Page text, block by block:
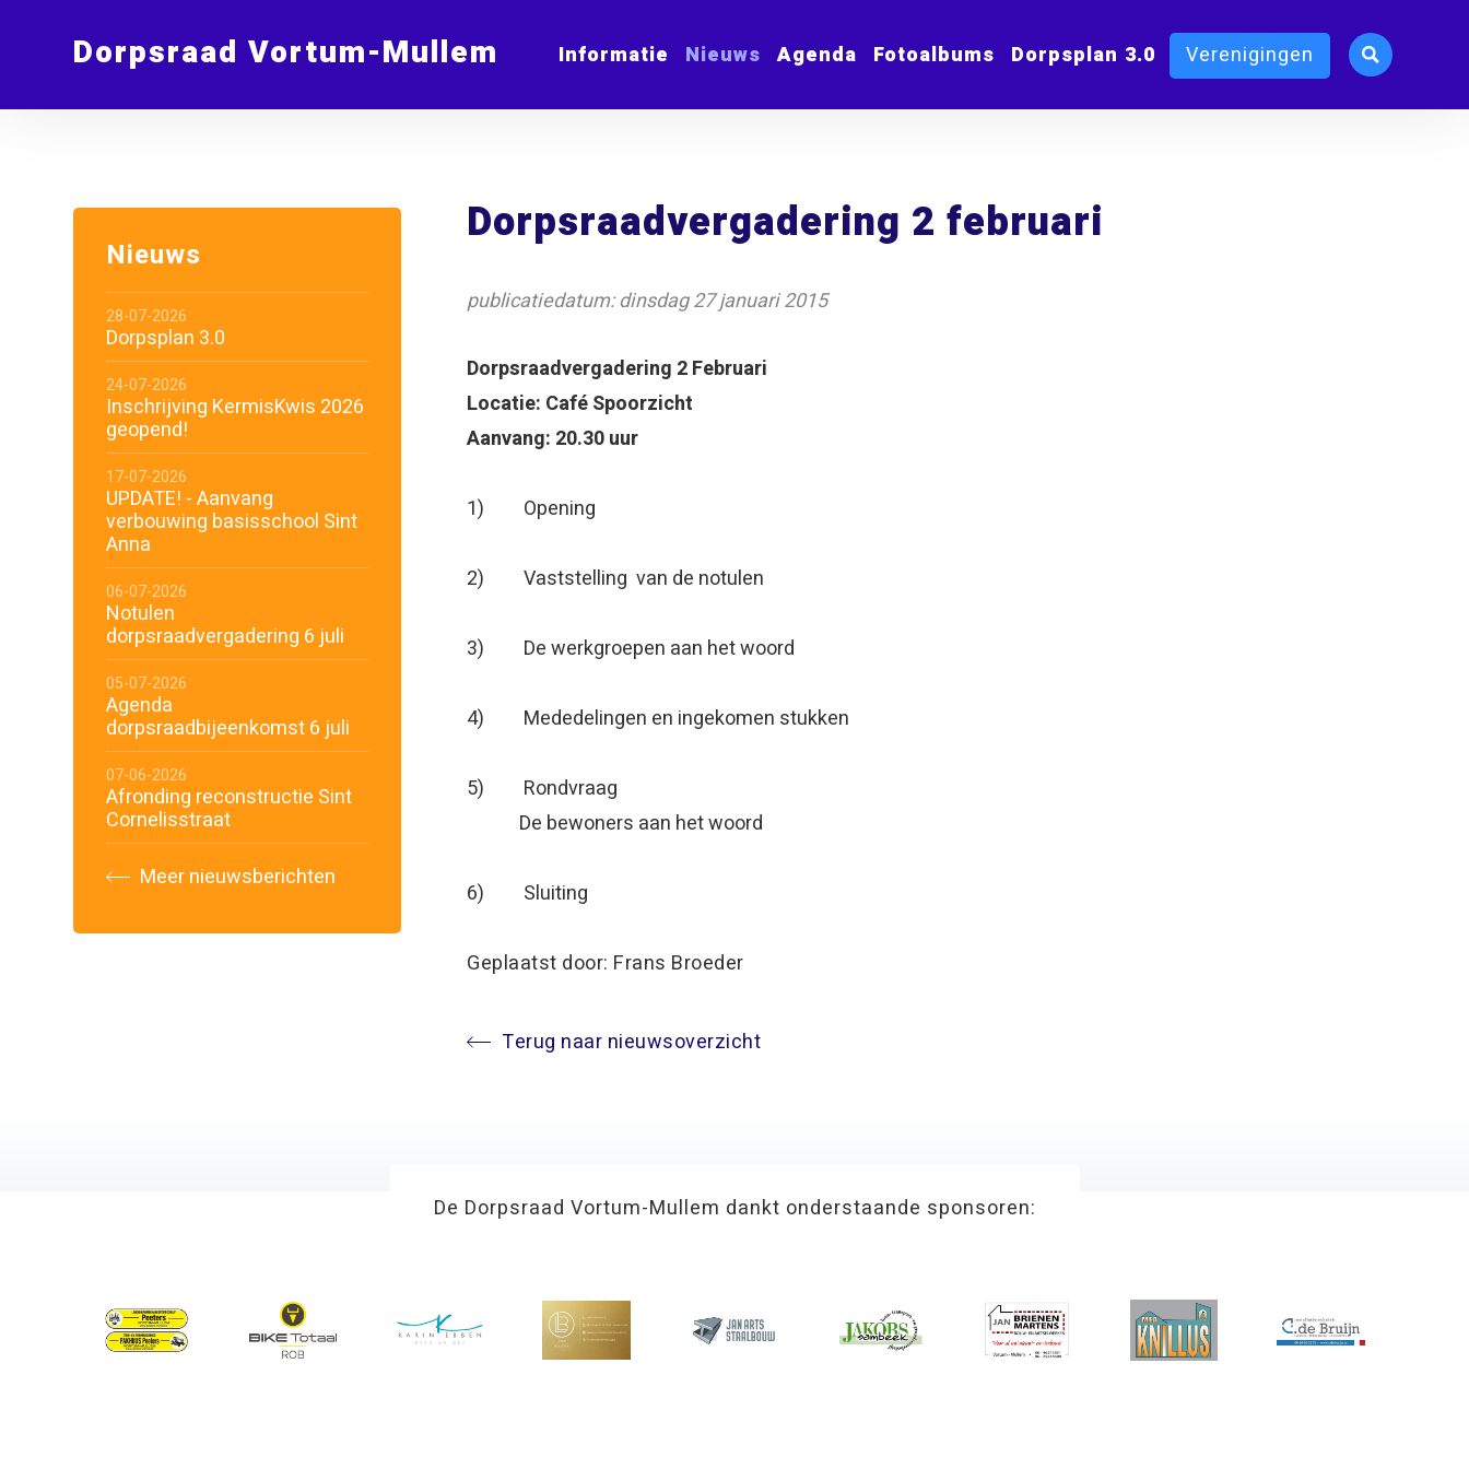
Dorpsraad Vortum-Mullem Informatie Nieuws Agenda Fotoalbums Dorpsplan 3.0 Verenigingen
Dorpsraadvergadering 2 februari
publicatiedatum: dinsdag 27 januari 2015
Dorpsraadvergadering 2 Februari
Locatie: Café Spoorzicht
Aanvang: 20.30 uur
1) Opening
2) Vaststelling van de notulen
3) De werkgroepen aan het woord
4) Mededelingen en ingekomen stukken
5) Rondvraag
De bewoners aan het woord
6) Sluiting
Geplaatst door: Frans Broeder
Terug naar nieuwsoverzicht
Nieuws
28-07-2026
Dorpsplan 3.0
24-07-2026
Inschrijving KermisKwis 2026
geopend!
17-07-2026
UPDATE! - Aanvang
verbouwing basisschool Sint
Anna
06-07-2026
Notulen
dorpsraadvergadering 6 juli
05-07-2026
Agenda
dorpsraadbijeenkomst 6 juli
07-06-2026
Afronding reconstructie Sint
Cornelisstraat
Meer nieuwsberichten
De Dorpsraad Vortum-Mullem dankt onderstaande sponsoren: